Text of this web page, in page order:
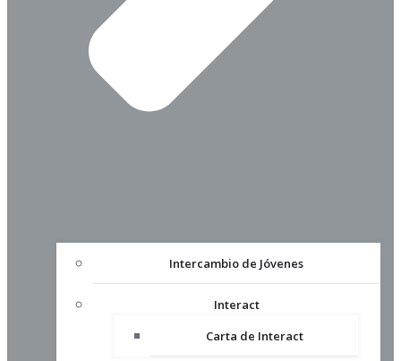
Intercambio de Jóvenes
Interact
Carta de Interact